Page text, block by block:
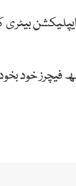
بیٹری
خود بخود